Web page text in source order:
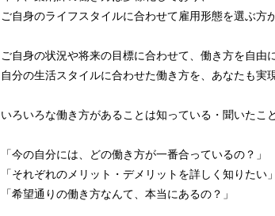
ご自身のライフスタイルに合わせて雇用形態を選ぶ方
ご自身の状況や将来の目標に合わせて、働き方を自由
自分の生活スタイルに合わせた働き方を、あなたも実
いろいろな働き方があることは知っている・聞いた
「今の自分には、どの働き方が一番合っているの？」
「それぞれのメリット・デメリットを詳しく知りたい」
「希望通りの働き方なんて、本当にあるの？」